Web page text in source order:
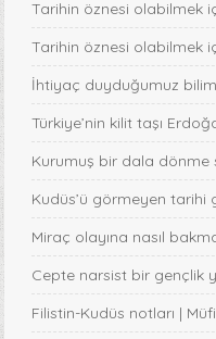
Tarihin öznesi olabilmek
Tarihin öznesi olabilmek
İhtiyaç duyduğumuz
Türkiye’nin kilit taşı
Kurumuş bir dala dönme
Kudüs’ü görmeyen tarihi
Miraç olayına nasıl
Cepte narsist bir gençlik
Filistin-Kudüs notları |